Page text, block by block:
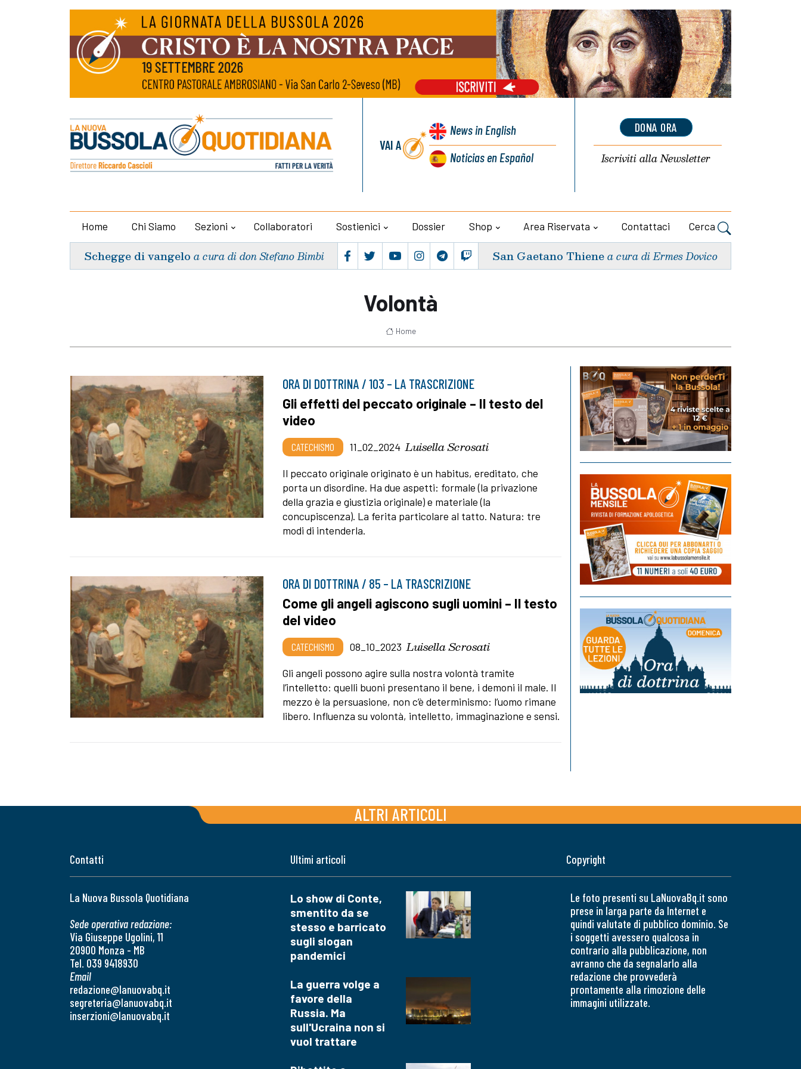
VAI A
Newsin English
Noticiasen Español
DONA ORA
Iscriviti allaNewsletter
Home Chi Siamo Sezioni Collaboratori Sostienici Dossier Shop Area Riservata Contattaci Cerca
Schegge di vangelo a cura di don Stefano Bimbi San Gaetano Thiene a cura di Ermes Dovico
Volontà
Home
ORA DI DOTTRINA / 103 – LA TRASCRIZIONE
Gli effetti del peccato originale – Il testo del
video
CATECHISMO 11_02_2024 Luisella Scrosati
Il peccato originale originato è un habitus, ereditato, che
porta un disordine. Ha due aspetti: formale (la privazione
della grazia e giustizia originale) e materiale (la
concupiscenza). La ferita particolare al tatto. Natura: tre
modi di intenderla.
ORA DI DOTTRINA / 85 – LA TRASCRIZIONE
Come gli angeli agiscono sugli uomini – Il testo
del video
CATECHISMO 08_10_2023 Luisella Scrosati
Gli angeli possono agire sulla nostra volontà tramite
l’intelletto: quelli buoni presentano il bene, i demoni il male. Il
mezzo è la persuasione, non c’è determinismo: l’uomo rimane
libero. Influenza su volontà, intelletto, immaginazione e sensi.
ALTRI ARTICOLI
Contatti
La Nuova Bussola Quotidiana
Sede operativa redazione:
Via Giuseppe Ugolini, 11
20900 Monza - MB
Tel. 039 9418930
Email
redazione@lanuovabq.it
segreteria@lanuovabq.it
inserzioni@lanuovabq.it
Ultimi articoli
Lo show di Conte,
smentito da se
stesso e barricato
sugli slogan
pandemici
La guerra volge a
favore della
Russia. Ma
sull'Ucraina non si
vuol trattare
Copyright
Le foto presenti su LaNuovaBq.it sono
prese in larga parte da Internet e
quindi valutate di pubblico dominio. Se
i soggetti avessero qualcosa in
contrario alla pubblicazione, non
avranno che da segnalarlo alla
redazione che provvederà
prontamente alla rimozione delle
immagini utilizzate.